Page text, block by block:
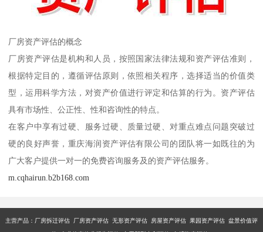
厂房资产评估的概念
厂房资产评估是机构和人员，按照国家法律法规和资产评估准则，
根据特定目的，遵循评估原则，依照相关程序，选择适当的价值类
型，运用科学方法，对资产价值进行评定和估算的行为。资产评估
具有市场性、公正性、性和咨询性的特点。
在客户中享有过硬、服务过硬、质量过硬、对重点难点问题突破过
硬的良好声誉，重庆海润资产评估有限公司的团队将一如既往的为
广大客户提供一对一的免费咨询服务及的资产评估服务。
m.cqhairun.b2b168.com
主营产品：厂房拆迁评估 厂房资产评估 无形资产评估 房屋资产评估 果园资产评估 盆景价值评